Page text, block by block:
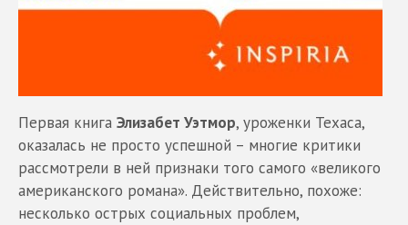
Первая книга Элизабет Уэтмор, уроженки Техаса,
оказалась не просто успешной – многие критики
рассмотрели в ней признаки того самого «великого
американского романа». Действительно, похоже:
несколько острых социальных проблем,